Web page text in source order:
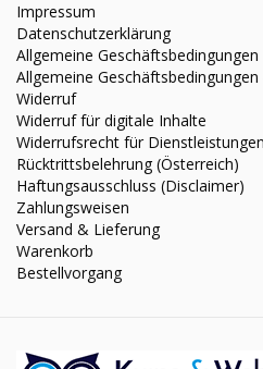
Impressum
Datenschutzerklärung
Allgemeine Geschäftsbedingungen
Allgemeine
Widerruf
Widerruf für digitale Inhalte
Widerrufsrecht für Dienstleistungen
Rücktrittsbelehrung (Österreich)
Haftungsausschluss (Disclaimer)
Zahlungsweisen
Versand & Lieferung
Warenkorb
Bestellvorgang